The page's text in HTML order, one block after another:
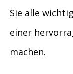
Sie alle
einer
machen.